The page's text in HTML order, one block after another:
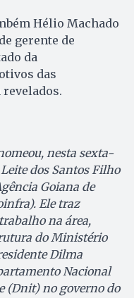
Hélio Machado
gerente de
da
das
nesta sexta-
dos Santos Filho
Goiana de
Ele traz
na área,
do Ministério
Dilma
Nacional
(Dnit) no governo do